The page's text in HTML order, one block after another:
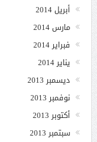
أبريل 2014
مارس 2014
فبراير 2014
يناير 2014
ديسمبر 2013
نوفمبر 2013
أكتوبر 2013
سبتمبر 2013